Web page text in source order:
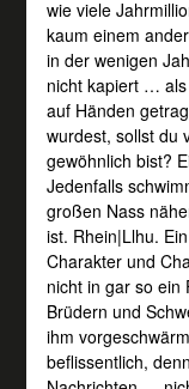
wie viele
kaum einem
in der wenigen
nicht kapiert …
auf Händen
wurdest, sollst du
gewöhnlich bist?
Jedenfalls
großen Nass
ist. Rhein|Llhu.
Charakter und
nicht in gar so ein
Brüdern und
ihm
beflissentlich,